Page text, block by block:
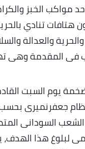
الخبز
2019، وردد المتظاهرون
والعدالة
المقدمة وهى
ابريل 1985 التى اطاحت
الشعب السودانى
لبلوغ هذا